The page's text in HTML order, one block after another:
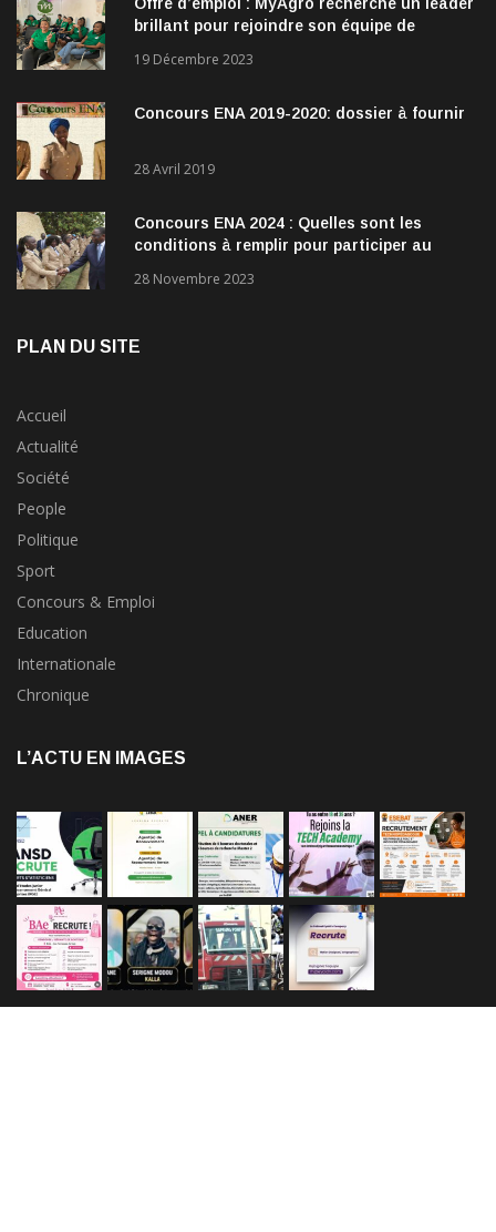
brillant pour rejoindre son équipe de
19 Décembre 2023
Concours ENA 2019-2020: dossier à fournir
28 Avril 2019
Concours ENA 2024 : Quelles sont les
conditions à remplir pour participer au
28 Novembre 2023
PLAN DU SITE
Accueil
Actualité
Société
People
Politique
Sport
Concours & Emploi
Education
Internationale
Chronique
L’ACTU EN IMAGES